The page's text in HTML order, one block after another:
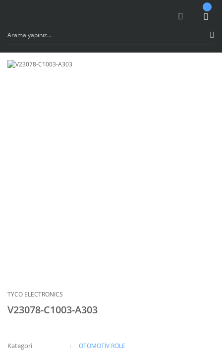
TYCO ELECTRONICS
V23078-C1003-A303
Kategori OTOMOTİV RÖLE